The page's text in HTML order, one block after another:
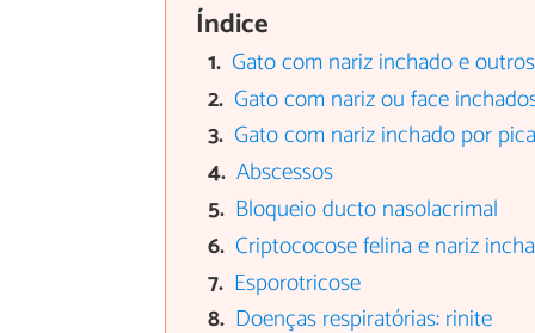
Índice
Gato com nariz inchado e
Gato com nariz ou face
Gato com nariz inchado por
Abscessos
Bloqueio ducto nasolacrimal
Criptococose felina e nariz
Esporotricose
Doenças respiratórias: rinite